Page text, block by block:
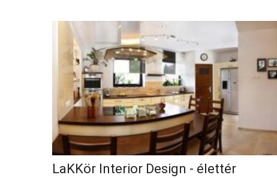
LaKKör Interior Design - élettér